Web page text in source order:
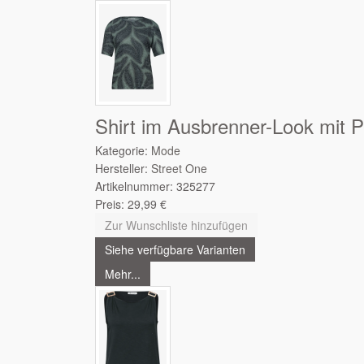
Shirt im Ausbrenner-Look mit
Kategorie: Mode
Hersteller: Street One
Artikelnummer: 325277
Preis: 29,99 €
Zur Wunschliste hinzufügen
Siehe verfügbare Varianten
Mehr...